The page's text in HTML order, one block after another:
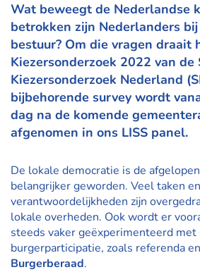
Wat beweegt de Nederlandse
betrokken zijn Nederlanders
bestuur? Om die vragen draait
Kiezersonderzoek 2022 van
Kiezersonderzoek Nederland
bijbehorende survey wordt
dag na de komende
afgenomen in ons LISS panel.
De lokale democratie is de
belangrijker geworden. Veel taken en
verantwoordelijkheden zijn
lokale overheden. Ook wordt er
steeds vaker geëxperimenteerd
burgerparticipatie, zoals referenda
Burgerberaad.